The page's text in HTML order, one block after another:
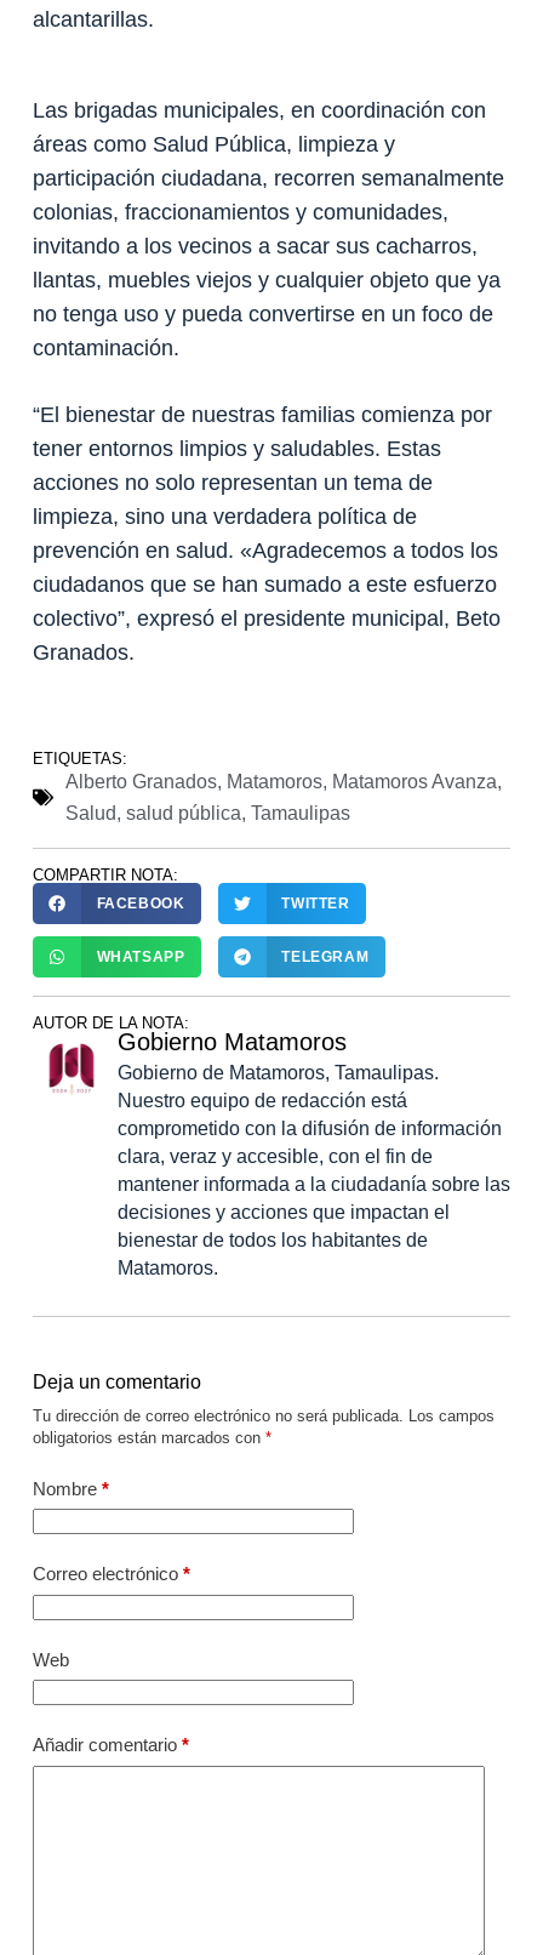
alcantarillas.
Las brigadas municipales, en coordinación con
áreas como Salud Pública, limpieza y
participación ciudadana, recorren semanalmente
colonias, fraccionamientos y comunidades,
invitando a los vecinos a sacar sus cacharros,
llantas, muebles viejos y cualquier objeto que ya
no tenga uso y pueda convertirse en un foco de
contaminación.
“El bienestar de nuestras familias comienza por
tener entornos limpios y saludables. Estas
acciones no solo representan un tema de
limpieza, sino una verdadera política de
prevención en salud. «Agradecemos a todos los
ciudadanos que se han sumado a este esfuerzo
colectivo”, expresó el presidente municipal, Beto
Granados.
ETIQUETAS:
Alberto Granados, Matamoros, Matamoros Avanza,
Salud, salud pública, Tamaulipas
COMPARTIR NOTA:
FACEBOOK TWITTER
WHATSAPP TELEGRAM
AUTOR DE LA NOTA:
Gobierno Matamoros
Gobierno de Matamoros, Tamaulipas.
Nuestro equipo de redacción está
comprometido con la difusión de información
clara, veraz y accesible, con el fin de
mantener informada a la ciudadanía sobre las
decisiones y acciones que impactan el
bienestar de todos los habitantes de
Matamoros.
Deja un comentario
Tu dirección de correo electrónico no será publicada.
Los campos
obligatorios están marcados con *
Nombre*
Correo electrónico*
Web
Añadir comentario*